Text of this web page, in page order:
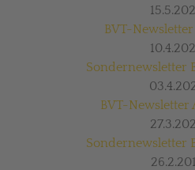
BVT-
Sondernewsletter
BVT-
Sondernewsletter